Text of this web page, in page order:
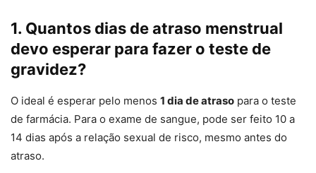
1. Quantos dias de atraso menstrual
devo esperar para fazer o teste de
gravidez?
O ideal é esperar pelo menos 1 dia de atraso para o teste
de farmácia. Para o exame de sangue, pode ser feito 10 a
14 dias após a relação sexual de risco, mesmo antes do
atraso.